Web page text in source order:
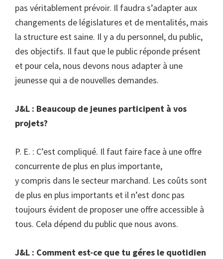
pas véritablement prévoir. Il faudra s’adapter aux
changements de législatures et de mentalités, mais
la structure est saine. Il y a du personnel, du public,
des objectifs. Il faut que le public réponde présent
et pour cela, nous devons nous adapter à une
jeunesse qui a de nouvelles demandes.
J&L : Beaucoup de jeunes participent à vos
projets?
P. E. : C’est compliqué. Il faut faire face à une offre
concurrente de plus en plus importante,
y compris dans le secteur marchand. Les coûts sont
de plus en plus importants et il n’est donc pas
toujours évident de proposer une offre accessible à
tous. Cela dépend du public que nous avons.
J&L : Comment est-ce que tu géres le quotidien